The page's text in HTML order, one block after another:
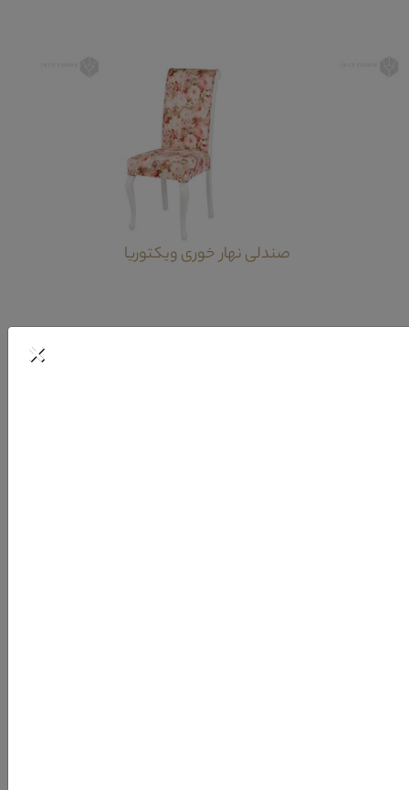
صندلی نهار خوری ویکتوریا
از صندلی کوئین و همچنین میز نهار خوری کوئین نیز می باشد.طراحی میز نهار خوری گرد از جمله
×